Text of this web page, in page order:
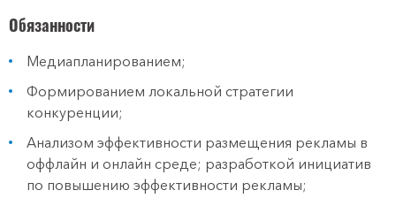
Обязанности
Медиапланированием;
Формированием локальной стратегии
конкуренции;
Анализом эффективности размещения рекламы в
оффлайн и онлайн среде; разработкой инициатив
по повышению эффективности рекламы;